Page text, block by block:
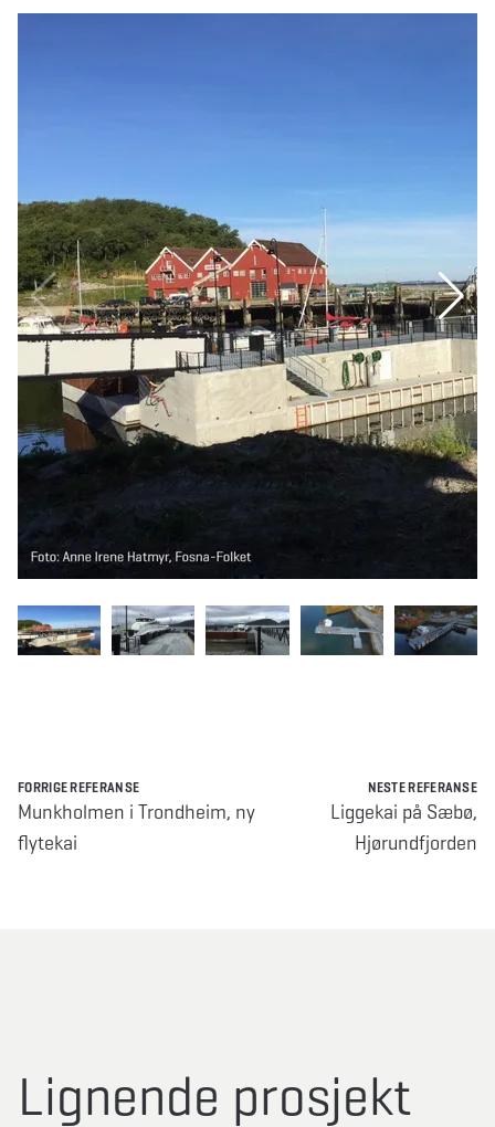
FORRIGE REFERANSE
Munkholmen i Trondheim, ny
flytekai
NESTE REFERANSE
Liggekai på Sæbø,
Hjørundfjorden
Lignende prosjekt